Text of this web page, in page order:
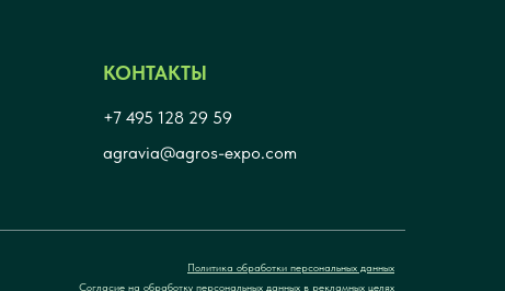
+7 495 128 29 59
КОНТАКТЫ
agravia@agros-expo.com
Политика обработки персональных данных
Согласие на обработку персональных данных в рекламных целях